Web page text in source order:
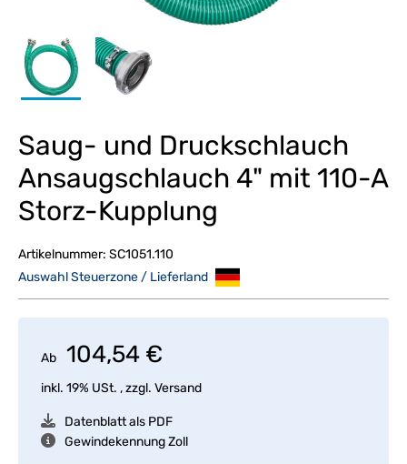
Saug- und Druckschlauch
Ansaugschlauch 4" mit 110-A
Storz-Kupplung
Artikelnummer: SC1051.110
Auswahl Steuerzone / Lieferland
Ab 104,54 €
inkl. 19% USt. , zzgl. Versand
Datenblatt als PDF
Gewindekennung Zoll